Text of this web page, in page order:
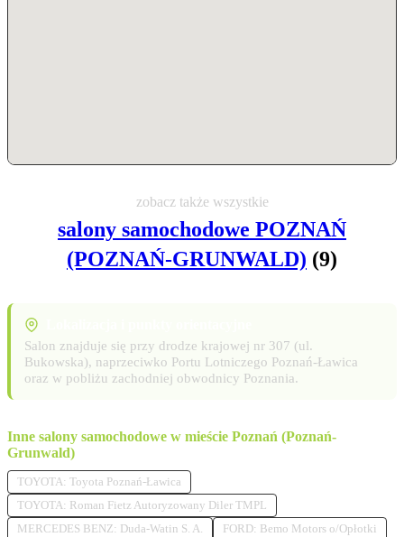
zobacz także wszystkie
salony samochodowe POZNAŃ
(POZNAŃ-GRUNWALD) (9)
Salon znajduje się przy drodze krajowej nr 307 (ul.
Bukowska), naprzeciwko Portu Lotniczego Poznań-Ławica
oraz w pobliżu zachodniej obwodnicy Poznania.
Inne salony samochodowe w mieście Poznań (Poznań-
Grunwald)
TOYOTA: Toyota Poznań-Ławica
TOYOTA: Roman Fietz Autoryzowany Diler TMPL
MERCEDES BENZ: Duda-Watin S. A.
FORD: Bemo Motors o/Opłotki